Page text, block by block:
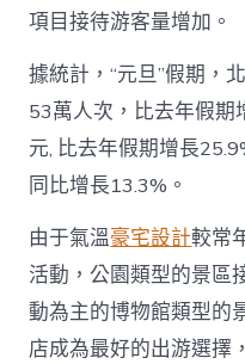
項目接待游客量增加。
據統計，“元旦”假期，
53萬人次，比去年假期
元, 比去年假期增長
同比增長13.3%。
由于氣溫豪宅設計較常
活動，公園類型的景區
動為主的博物館類型的
店成為最好的出游選擇